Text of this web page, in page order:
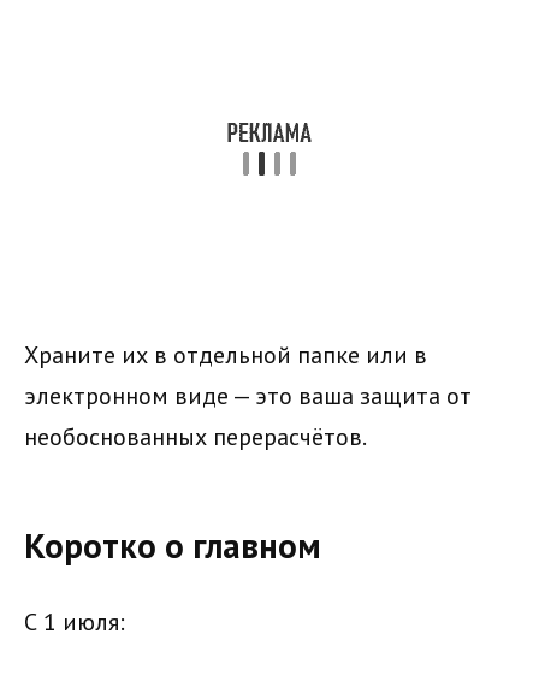
Храните их в отдельной папке или в
электронном виде — это ваша защита от
необоснованных перерасчётов.
Коротко о главном
С 1 июля: